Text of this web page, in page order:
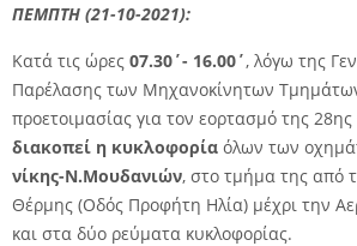
ΠΕΜΠΤΗ (21-10-2021):
Κατά τις ώρες 07.30΄- 16.00΄, λόγω της
Παρέλασης των Μηχανοκίνητων
προετοιμασίας για τον εορτασμό της
διακοπεί η κυκλοφορία όλων των
νίκης-Ν.Μουδανιών, στο τμήμα της από
Θέρμης (Οδός Προφήτη Ηλία) μέχρι την
και στα δύο ρεύματα κυκλοφορίας.